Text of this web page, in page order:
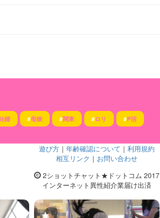
婦 #母娘 #関東 #ロリ #P活
遊び方 ｜ 年齢確認について ｜ 利用規約
相互リンク ｜ お問い合わせ
2ショットチャット★ドットコム 2017
インターネット異性紹介業届け出済